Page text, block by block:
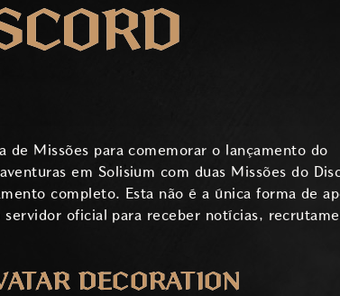
de Missões para comemorar o lançamento do
em Solisium com duas Missões do
completo. Esta não é a única forma de
oficial para receber notícias,
DECORATION